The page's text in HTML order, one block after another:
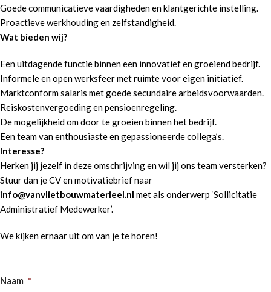
Goede communicatieve vaardigheden en klantgerichte instelling.
Proactieve werkhouding en zelfstandigheid.
Wat bieden wij?
Een uitdagende functie binnen een innovatief en groeiend bedrijf.
Informele en open werksfeer met ruimte voor eigen initiatief.
Marktconform salaris met goede secundaire arbeidsvoorwaarden.
Reiskostenvergoeding en pensioenregeling.
De mogelijkheid om door te groeien binnen het bedrijf.
Een team van enthousiaste en gepassioneerde collega’s.
Interesse?
Herken jij jezelf in deze omschrijving en wil jij ons team versterken?
Stuur dan je CV en motivatiebrief naar
info@vanvlietbouwmaterieel.nl met als onderwerp ‘Sollicitatie
Administratief Medewerker’.
We kijken ernaar uit om van je te horen!
Naam *